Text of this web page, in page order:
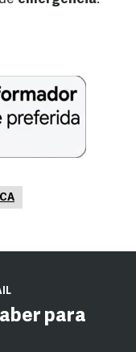
para